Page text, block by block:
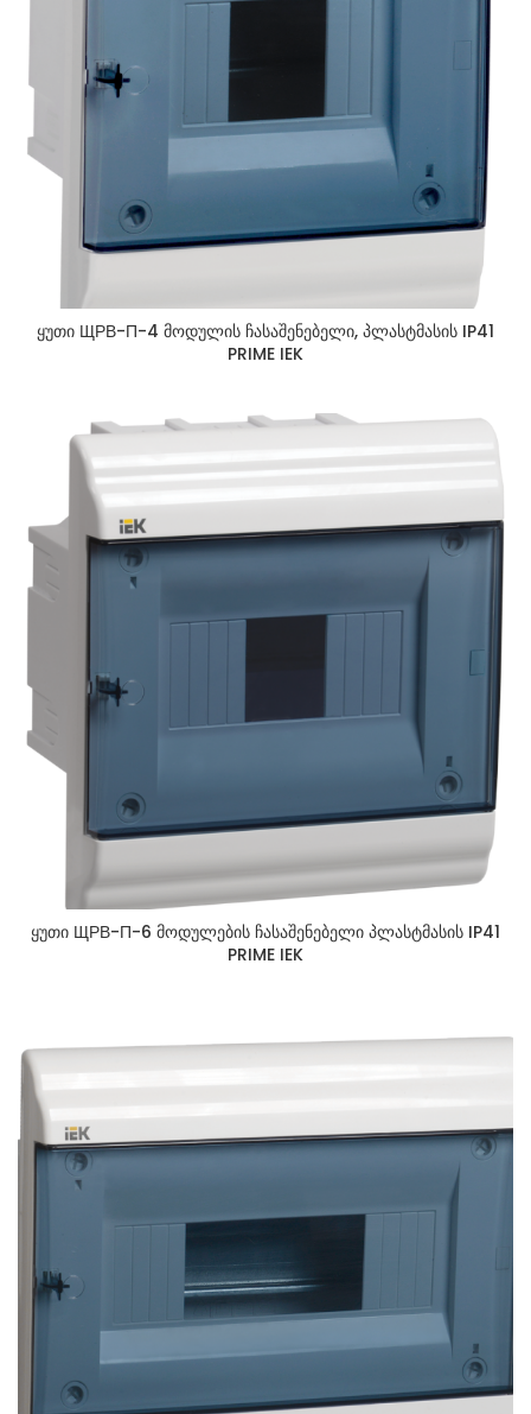
ყუთი ЩРВ-П-4 მოდულის ჩასაშენებელი, პლასტმასის IP41
PRIME IEK
ყუთი ЩРВ-П-6 მოდულების ჩასაშენებელი პლასტმასის IP41
PRIME IEK